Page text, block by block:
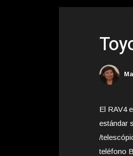
El RAV4
estándar
/
teléfono